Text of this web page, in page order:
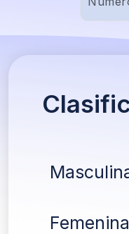
Femenina